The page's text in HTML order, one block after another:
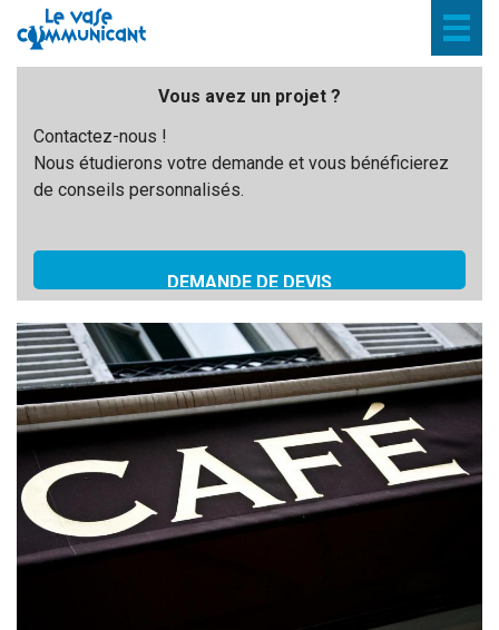
Vous avez un projet ?
Contactez-nous !
Nous étudierons votre demande et vous bénéficierez
de conseils personnalisés.
DEMANDE DE DEVIS